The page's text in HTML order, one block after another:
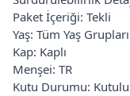
Paket İçeriği: Tekli
Yaş: Tüm Yaş Grupları
Kap: Kaplı
Menşei: TR
Kutu Durumu: Kutulu